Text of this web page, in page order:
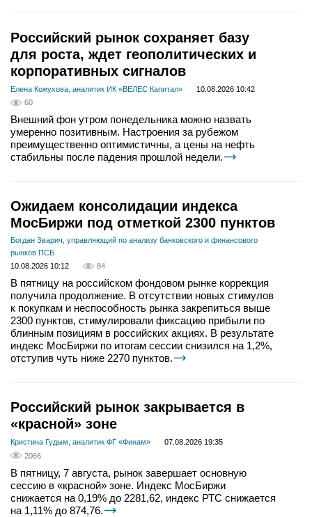
Российский рынок сохраняет базу
для роста, ждет геополитических и
корпоративных сигналов
Елена Кожухова, аналитик ИК «ВЕЛЕС Капитал»
10.08.2026 10:42
60
Внешний фон утром понедельника можно назвать
умеренно позитивным. Настроения за рубежом
преимущественно оптимистичны, а цены на нефть
стабильны после падения прошлой недели.
Ожидаем консолидации индекса
МосБиржи под отметкой 2300 пунктов
Богдан Зварич, управляющий по анализу банковского и финансового
рынков ПСБ
10.08.2026 10:12
84
В пятницу на российском фондовом рынке коррекция
получила продолжение. В отсутствии новых стимулов
к покупкам и неспособность рынка закрепиться выше
2300 пунктов, стимулировали фиксацию прибыли по
блинным позициям в российских акциях. В результате
индекс МосБиржи по итогам сессии снизился на 1,2%,
отступив чуть ниже 2270 пунктов.
Российский рынок закрывается в
«красной» зоне
Кристина Гудым, аналитик ФГ «Финам»
07.08.2026 19:35
2066
В пятницу, 7 августа, рынок завершает основную
сессию в «красной» зоне. Индекс МосБиржи
снижается на 0,19% до 2281,62, индекс РТС снижается
на 1,11% до 874,76.